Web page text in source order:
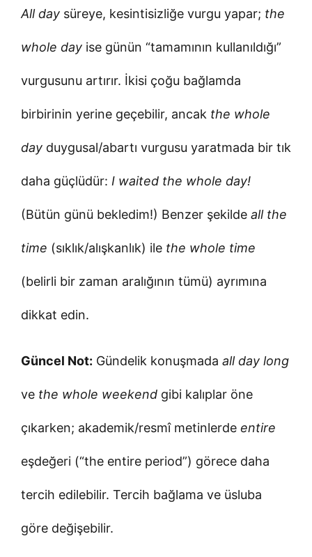
All day süreye, kesintisizliğe vurgu yapar; the
whole day ise günün “tamamının kullanıldığı”
vurgusunu artırır. İkisi çoğu bağlamda
birbirinin yerine geçebilir, ancak the whole
day duygusal/abartı vurgusu yaratmada bir tık
daha güçlüdür: I waited the whole day!
(Bütün günü bekledim!) Benzer şekilde all the
time (sıklık/alışkanlık) ile the whole time
(belirli bir zaman aralığının tümü) ayrımına
dikkat edin.
Güncel Not: Gündelik konuşmada all day long
ve the whole weekend gibi kalıplar öne
çıkarken; akademik/resmî metinlerde entire
eşdeğeri (“the entire period”) görece daha
tercih edilebilir. Tercih bağlama ve üsluba
göre değişebilir.